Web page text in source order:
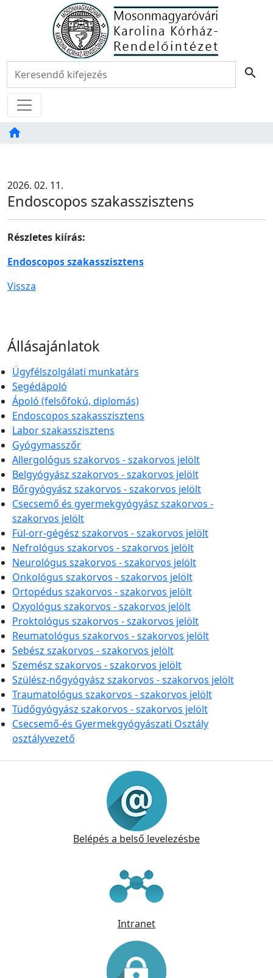
Főoldal
Keresés: search
Menü
home
TAB
2026. 02. 11.
Endoscopos szakasszisztens
Részletes kiírás:
Endoscopos szakasszisztens
Vissza
Állásajánlatok
Ügyfélszolgálati munkatárs
Segédápoló
Ápoló (felsőfokú, diplomás)
Endoscopos szakasszisztens
Labor szakasszisztens
Gyógymasszőr
Allergológus szakorvos - szakorvos jelölt
Belgyógyász szakorvos - szakorvos jelölt
Bőrgyógyász szakorvos - szakorvos jelölt
Csecsemő és gyermekgyógyász szakorvos -
szakorvos jelölt
Fül-orr-gégész szakorvos - szakorvos jelölt
Nefrológus szakorvos - szakorvos jelölt
Neurológus szakorvos - szakorvos jelölt
Onkológus szakorvos - szakorvos jelölt
Ortopédus szakorvos - szakorvos jelölt
Oxyológus szakorvos - szakorvos jelölt
Proktológus szakorvos - szakorvos jelölt
Reumatológus szakorvos - szakorvos jelölt
Sebész szakorvos - szakorvos jelölt
Szemész szakorvos - szakorvos jelölt
Szülész-nőgyógyász szakorvos - szakorvos jelölt
Traumatológus szakorvos - szakorvos jelölt
Tüdőgyógyász szakorvos - szakorvos jelölt
Csecsemő-és Gyermekgyógyászati Osztály
osztályvezető
Belépés a belső levelezésbe
Intranet